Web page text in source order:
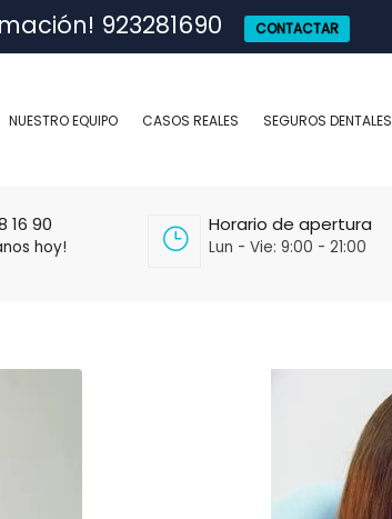
923281690 CONTACTAR
NUESTRO EQUIPO CASOS REALES SEGUROS DENTALES
16 90
hoy!
Horario de apertura
Lun - Vie: 9:00 - 21:00